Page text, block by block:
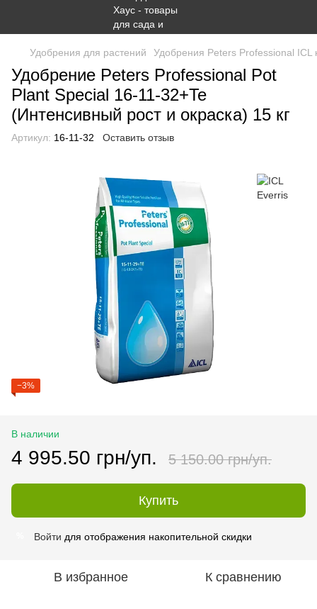
Удобрения для растений Удобрения Peters Professional ICL
Удобрение Peters Professional Pot
Plant Special 16-11-32+Te
(Интенсивный рост и окраска) 15 кг
Артикул: 16-11-32 Оставить отзыв
−3%
В наличии
4 995.50 грн/уп. 5 150.00 грн/уп.
Купить
Войти для отображения накопительной скидки
В избранное К сравнению